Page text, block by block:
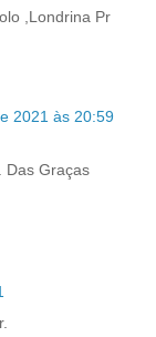
,Londrina Pr
2021 às 20:59
Das Graças